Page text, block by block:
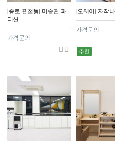
[종로 관철동] 미술관 파
티션
가격문의
[오웨이] 자작
가격문의
추천